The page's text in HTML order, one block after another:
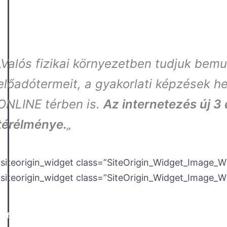
fizikai környezetben tudjuk
a gyakorlati képzések
térben is.Az internetezés új 3
„
Partnerünk az oktatási intézmények területén a